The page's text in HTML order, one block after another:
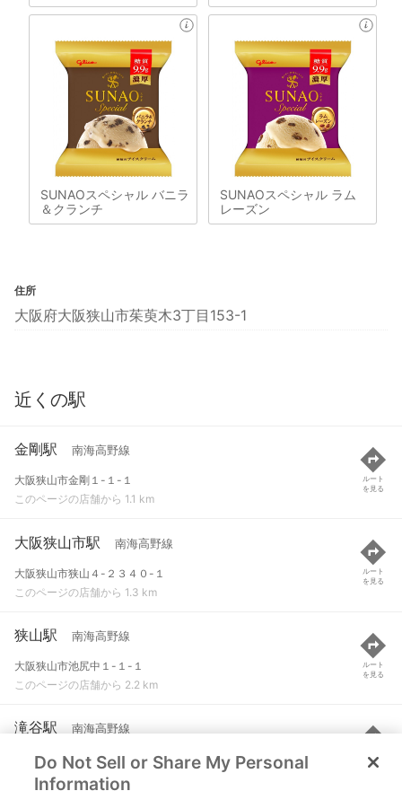
SUNAOスペシャル バニラ
＆クランチ
SUNAOスペシャル ラム
レーズン
住所
大阪府大阪狭山市茱萸木3丁目153-1
近くの駅
金剛駅 南海高野線
大阪狭山市金剛１-１-１
このページの店舗から 1.1 km
ルート
を見る
大阪狭山市駅 南海高野線
大阪狭山市狭山４-２３４０-１
このページの店舗から 1.3 km
ルート
を見る
狭山駅 南海高野線
大阪狭山市池尻中１-１-１
このページの店舗から 2.2 km
ルート
を見る
滝谷駅 南海高野線
富田林市須賀５７３-３
このページの店舗から 2.3 km
ルート
を見る
Do Not Sell or Share My Personal
Information